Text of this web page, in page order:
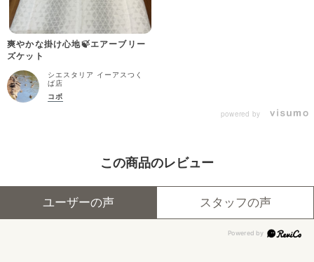
爽やかな掛け心地🍃エアーブリー
ズケット
シエスタリア イーアスつく
ば店
コボ
powered by
この商品のレビュー
ユーザーの声 スタッフの声